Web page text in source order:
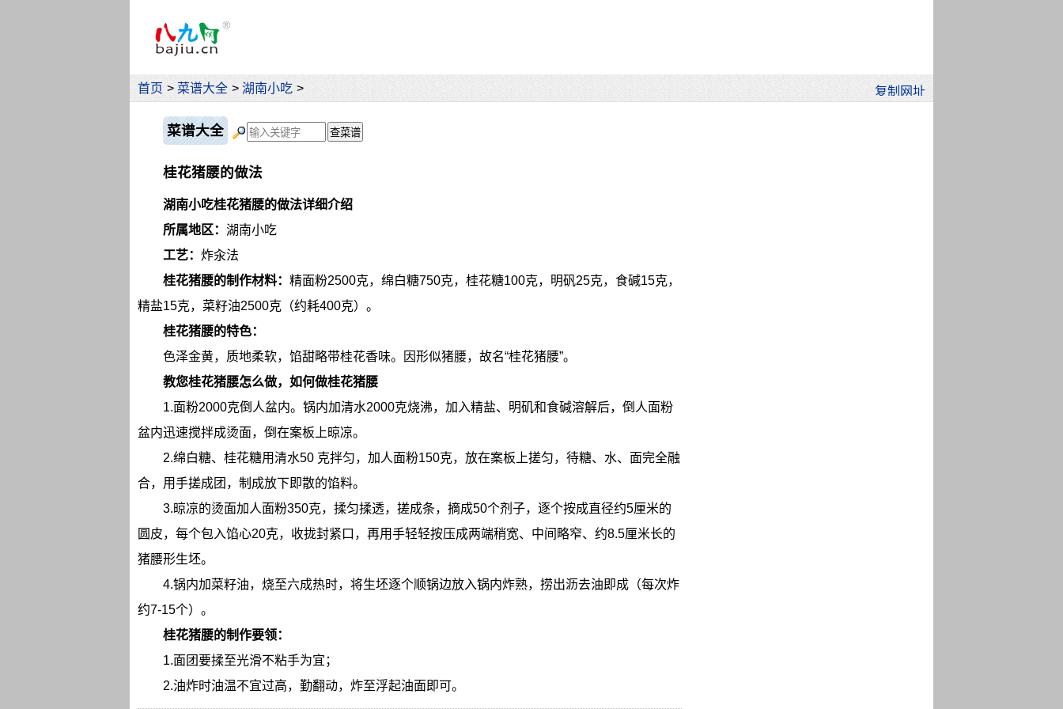
首页 > 菜谱大全 > 湖南小吃 >
菜谱大全
桂花猪腰的做法
湖南小吃桂花猪腰的做法详细介绍
所属地区： 湖南小吃
工艺： 炸汆法
桂花猪腰的制作材料： 精面粉2500克，绵白糖750克，桂花糖100克，明矾25克，食碱15克，
精盐15克，菜籽油2500克（约耗400克）。
桂花猪腰的特色：
色泽金黄，质地柔软，馅甜略带桂花香味。因形似猪腰，故名“桂花猪腰”。
教您桂花猪腰怎么做，如何做桂花猪腰
1.面粉2000克倒人盆内。锅内加清水2000克烧沸，加入精盐、明矶和食碱溶解后，倒人面粉
盆内迅速搅拌成烫面，倒在案板上晾凉。
2.绵白糖、桂花糖用清水50 克拌匀，加人面粉150克，放在案板上搓匀，待糖、水、面完全融
合，用手搓成团，制成放下即散的馅料。
3.晾凉的烫面加人面粉350克，揉匀揉透，搓成条，摘成50个剂子，逐个按成直径约5厘米的
圆皮，每个包入馅心20克，收拢封紧口，再用手轻轻按压成两端稍宽、中间略窄、约8.5厘米长的
猪腰形生坯。
4.锅内加菜籽油，烧至六成热时，将生坯逐个顺锅边放入锅内炸熟，捞出沥去油即成（每次炸
约7-15个）。
桂花猪腰的制作要领：
1.面团要揉至光滑不粘手为宜；
2.油炸时油温不宜过高，勤翻动，炸至浮起油面即可。